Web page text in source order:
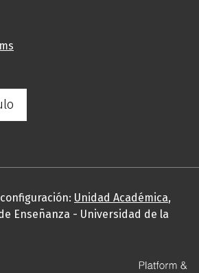
Unidad Académica,
Enseñanza - Universidad de la